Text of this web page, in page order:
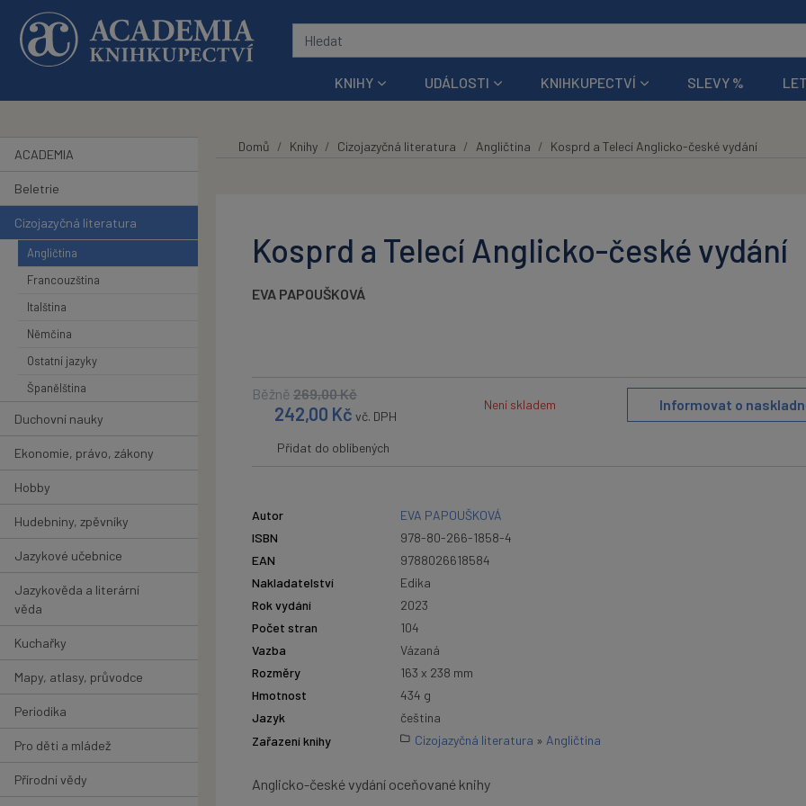
Přeskočit na hlavní obsah
KNIHY UDÁLOSTI KNIHKUPECTVÍ SLEVY %
ACADEMIA
Beletrie
Cizojazyčná literatura
Angličtina
Francouzština
Italština
Němčina
Ostatní jazyky
Španělština
Duchovní nauky
Ekonomie, právo, zákony
Hobby
Hudebniny, zpěvníky
Jazykové učebnice
Jazykověda a literární
věda
Kuchařky
Mapy, atlasy, průvodce
Periodika
Pro děti a mládež
Přírodní vědy
Domů Knihy Cizojazyčná literatura Angličtina Kosprd a Telecí Anglicko-české vydání
Kosprd a Telecí Anglicko-české vydání
EVA PAPOUŠKOVÁ
Běžně 269,00Kč
242,00 Kč vč. DPH
Není skladem Informovat o
Přidat do oblíbených
Autor
EVA PAPOUŠKOVÁ
ISBN
978-80-266-1858-4
EAN
9788026618584
Nakladatelství
Edika
Rok vydání
2023
Počet stran
104
Vazba
Vázaná
Rozměry
163 x 238 mm
Hmotnost
434 g
Jazyk
čeština
Zařazení knihy
Cizojazyčná literatura » Angličtina
Anglicko-české vydání oceňované knihy